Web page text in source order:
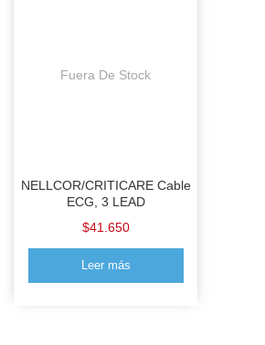
Recuperar Contraseña
Fuera De Stock
NELLCOR/CRITICARE Cable
ECG, 3 LEAD
$41.650
Leer más